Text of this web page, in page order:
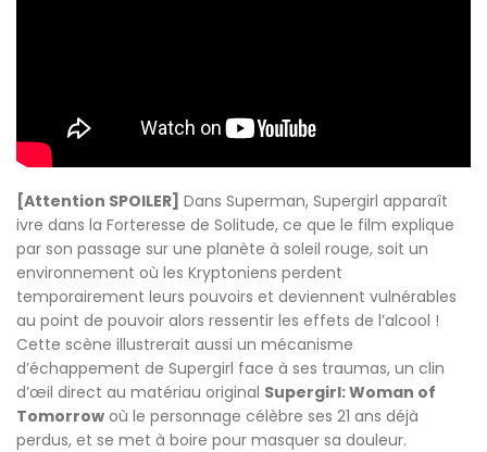
[Attention SPOILER] Dans Superman, Supergirl apparaît
ivre dans la Forteresse de Solitude, ce que le film explique
par son passage sur une planète à soleil rouge, soit un
environnement où les Kryptoniens perdent
temporairement leurs pouvoirs et deviennent vulnérables
au point de pouvoir alors ressentir les effets de l’alcool !
Cette scène illustrerait aussi un mécanisme
d’échappement de Supergirl face à ses traumas, un clin
d’œil direct au matériau original Supergirl: Woman of
Tomorrow où le personnage célèbre ses 21 ans déjà
perdus, et se met à boire pour masquer sa douleur.